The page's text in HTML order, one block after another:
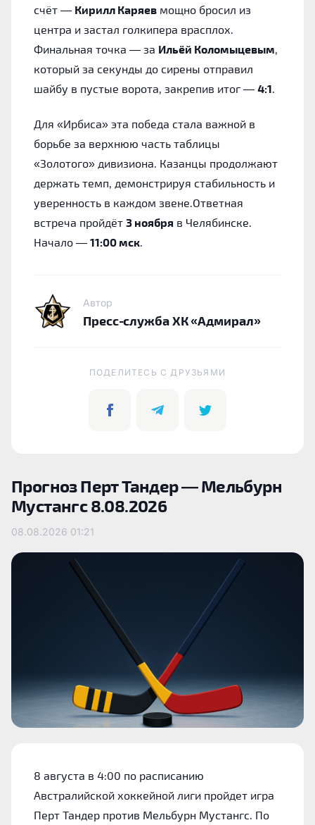
счёт — Кирилл Каряев мощно бросил из
центра и застал голкипера врасплох.
Финальная точка — за Ильёй Коломыцевым
который за секунды до сирены отправил
шайбу в пустые ворота, закрепив итог — 4:1
Для «Ирбиса» эта победа стала важной в
борьбе за верхнюю часть таблицы
«Золотого» дивизиона. Казанцы продолжают
держать темп, демонстрируя стабильность и
уверенность в каждом звене.Ответная
встреча пройдёт 3 ноября в Челябинске.
Начало — 11:00 мск
Автор
Пресс-служба ХК «Адмирал»
ПОДЕЛИТЕСЬ C ДРУЗЬЯМИ
Прогноз Перт Тандер — Мельбурн
Мустангс 8.08.2026
08.08.2026 01:21
8 августа в 4:00 по расписанию
Австралийской хоккейной лиги пройдет игра
Перт Тандер против Мельбурн Мустангс. По